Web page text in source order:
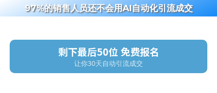
97%的销售人员还不会用AI自动化引流成交
剩下最后50位 免费报名
让你30天自动引流成交